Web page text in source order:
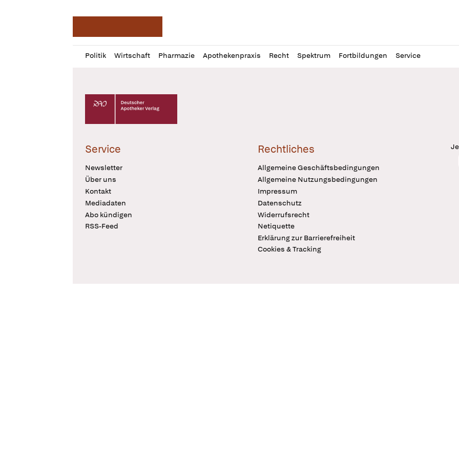
Politik Wirtschaft Pharmazie Apothekenpraxis Recht Spektrum Fortbildungen Service
Profil
öffnen
Daz
Pur
Deutscher Apotheker Verlag Logo
Service
Newsletter
Über uns
Kontakt
Mediadaten
Abo kündigen
RSS-Feed
Rechtliches
Allgemeine Geschäftsbedingungen
Allgemeine Nutzungsbedingungen
Impressum
Datenschutz
Widerrufsrecht
Netiquette
Erklärung zur Barrierefreiheit
Cookies & Tracking